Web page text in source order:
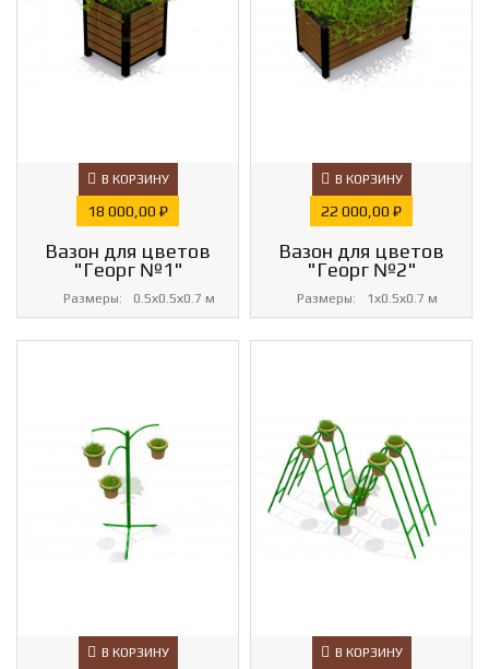
В КОРЗИНУ
Цена
18 000,00 ₽
Вазон для цветов
"Георг №1"
Размеры: 0.5х0.5х0.7 м
В КОРЗИНУ
Цена
22 000,00 ₽
Вазон для цветов
"Георг №2"
Размеры: 1х0.5х0.7 м
В КОРЗИНУ В КОРЗИНУ